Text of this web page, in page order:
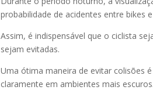
probabilidade de acidentes entre bikes
Assim, é indispensável que o ciclista
sejam evitadas.
Uma ótima maneira de evitar colisões
claramente em ambientes mais escuros.